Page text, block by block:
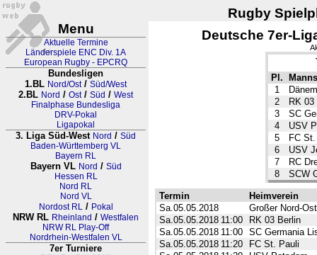
Rugby
Menu
Aktuelle Termine
Länderspiele ENC Div. 1A
European Rugby - EPCRQ
Bundesligen
1.BL Nord/Ost/ Süd/West
2.BL Nord / Ost/ Süd / West
Finalphase Bundesliga
DRV-Pokal
Ligapokal
3. Liga Süd-West Nord / Süd
Baden-Württemberg VL
Bayern RL
Bayern VL Nord / Süd
Hessen RL
Nord RL
Nord VL
Nordost RL/ Pokal
NRW RL Rheinland / Westfalen
NRW RL Play-Off
Nordrhein-Westfalen VL
7er Turniere
Deutsche 7er-
Pl.
1
2
RK
3
SC
4
USV
5
FC
6
USV
7
RC
8
SCW
Termin
Heimverein
Sa.05.05.2018
Großer Nord-
Sa.05.05.2018 11:00
RK 03 Berlin
Sa.05.05.2018 11:00 SC Germania
Sa.05.05.2018 11:20
FC St. Pauli